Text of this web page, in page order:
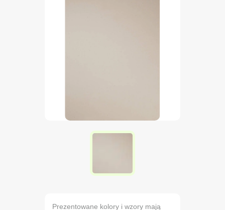
Prezentowane kolory i wzory mają